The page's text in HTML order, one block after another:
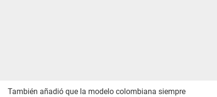
También añadió que la modelo colombiana siempre